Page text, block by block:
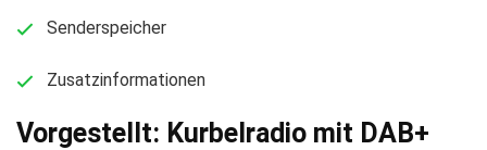
Senderspeicher
Zusatzinformationen
Vorgestellt: Kurbelradio mit DAB+